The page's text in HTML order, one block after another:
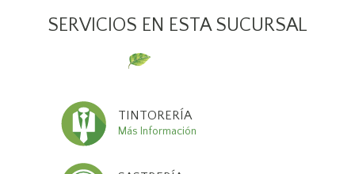
SERVICIOS EN ESTA SUCURSAL
TINTORERÍA
Más Información